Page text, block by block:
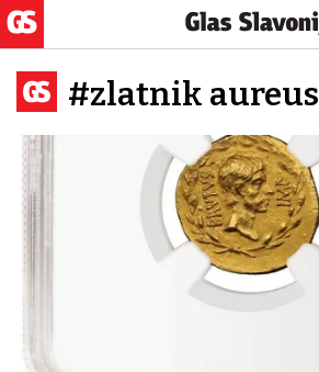
#zlatnik aureus